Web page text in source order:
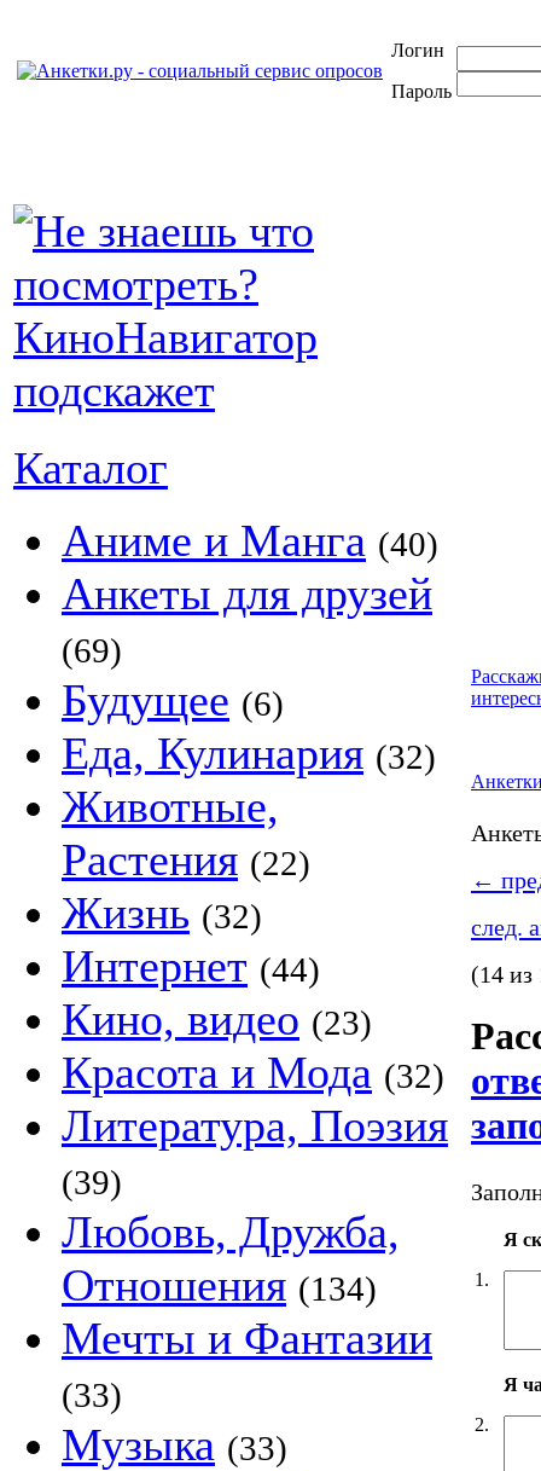
Логин
Пароль
Каталог
Аниме и Манга (40)
Анкеты для друзей
(69)
Будущее (6)
Еда, Кулинария (32)
Животные,
Растения (22)
Жизнь (32)
Интернет (44)
Кино, видео (23)
Красота и Мода (32)
Литература, Поэзия
(39)
Любовь, Дружба,
Отношения (134)
Мечты и Фантазии
(33)
Музыка (33)
←
след.
(14 из
1.
Я
2.
Я